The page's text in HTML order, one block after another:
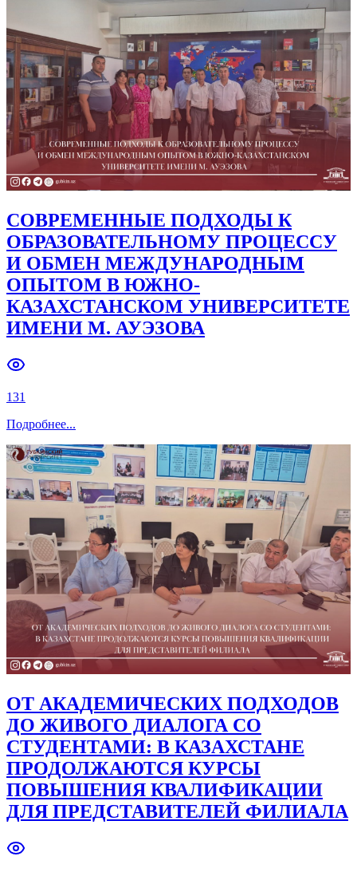
СОВРЕМЕННЫЕ ПОДХОДЫ К
ОБРАЗОВАТЕЛЬНОМУ ПРОЦЕССУ
И ОБМЕН МЕЖДУНАРОДНЫМ
ОПЫТОМ В ЮЖНО-
КАЗАХСТАНСКОМ УНИВЕРСИТЕТЕ
ИМЕНИ М. АУЭЗОВА
131
Подробнее...
ОТ АКАДЕМИЧЕСКИХ ПОДХОДОВ
ДО ЖИВОГО ДИАЛОГА СО
СТУДЕНТАМИ: В КАЗАХСТАНЕ
ПРОДОЛЖАЮТСЯ КУРСЫ
ПОВЫШЕНИЯ КВАЛИФИКАЦИИ
ДЛЯ ПРЕДСТАВИТЕЛЕЙ ФИЛИАЛА